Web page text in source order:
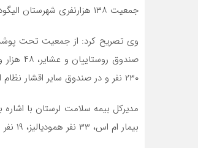
جمعیت ۱۳۸ هزارنفری شهرستان الیگودرز ۷۷ هزار و ۵۷۴ نفر تحت پوشش بیمه سلامت استان قرار دارند.
۲۳۰ نفر و در صندوق سایر اقشار نظام ارجاع یک هزار و ۳۴۰ نفر تحت پوشش بیمه سلامت قرار دارند.
بیمار ام اس، ۳۳ نفر همودیالیز، ۱۹ نفر پیوند کلیه، ۱۶ نفر تالاسمی و ۷ نفر هموفیلی تحت پوشش قرار دارند.